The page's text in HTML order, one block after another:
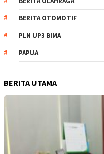
BERITA OTOMOTIF
PLN UP3 BIMA
PAPUA
BERITA UTAMA